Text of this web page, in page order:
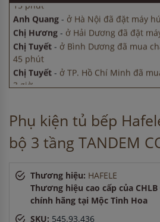
Anh Quang
ở Hà Nội đã đặt máy
Chị Hương
ở Hải Dương đã đặt
Chị Tuyết- ở Bình Dương đã mua
45 phút
Chị Tuyết
ở TP. Hồ Chí Minh đã
3 giờ
Anh Quang-ở Hà Nội đã đặt máy
Chị Hương
Phụ kiện tủ bếp
bộ 3 tầng TANDEM
Thương hiệu: HAFELE
Thương hiệu cao cấp của
chính hãng tại Mộc Tinh Hoa
SKU: 545.93.436